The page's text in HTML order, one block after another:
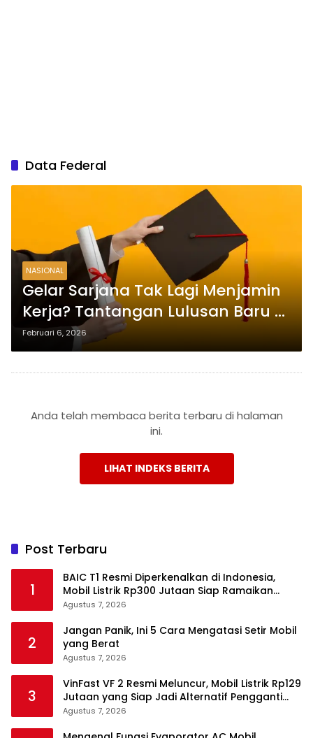
Data Federal
NASIONAL
Gelar Sarjana Tak Lagi Menjamin
Kerja? Tantangan Lulusan Baru di
Pasar Tenaga Kerja AS
Februari 6, 2026
Anda telah membaca berita terbaru di halaman
ini.
LIHAT INDEKS BERITA
Post Terbaru
1
BAIC T1 Resmi Diperkenalkan di Indonesia,
Mobil Listrik Rp300 Jutaan Siap Ramaikan
Pasar EV
Agustus 7, 2026
2
Jangan Panik, Ini 5 Cara Mengatasi Setir Mobil
yang Berat
Agustus 7, 2026
3
VinFast VF 2 Resmi Meluncur, Mobil Listrik Rp129
Jutaan yang Siap Jadi Alternatif Pengganti
Motor
Agustus 7, 2026